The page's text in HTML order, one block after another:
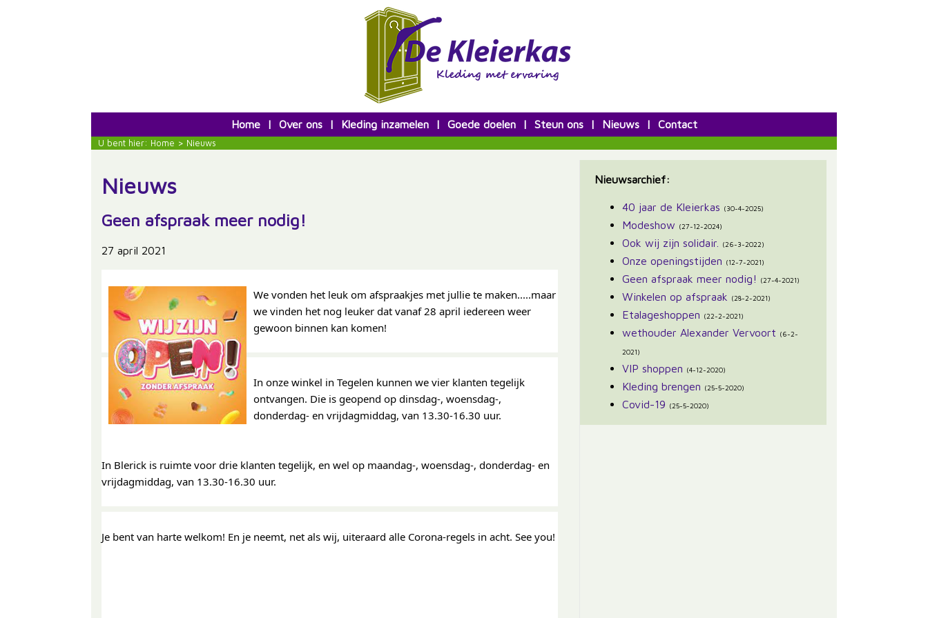
Home | Over ons | Kleding inzamelen | Goede doelen | Steun ons | Nieuws | Contact
U bent hier: Home > Nieuws
Nieuws
Geen afspraak meer nodig!
27 april 2021
We vonden het leuk om afspraakjes met jullie te maken.....maar
we vinden het nog leuker dat vanaf 28 april iedereen weer
gewoon binnen kan komen!
In onze winkel in Tegelen kunnen we vier klanten tegelijk
ontvangen. Die is geopend op dinsdag-, woensdag-,
donderdag- en vrijdagmiddag, van 13.30-16.30 uur.
In Blerick is ruimte voor drie klanten tegelijk, en wel op maandag-, woensdag-, donderdag- en
vrijdagmiddag, van 13.30-16.30 uur.
Je bent van harte welkom! En je neemt, net als wij, uiteraard alle Corona-regels in acht. See you!
Nieuwsarchief:
40 jaar de Kleierkas (30-4-2025)
Modeshow (27-12-2024)
Ook wij zijn solidair. (26-3-2022)
Onze openingstijden (12-7-2021)
Geen afspraak meer nodig! (27-4-2021)
Winkelen op afspraak (28-2-2021)
Etalageshoppen (22-2-2021)
wethouder Alexander Vervoort (6-2-
2021)
VIP shoppen (4-12-2020)
Kleding brengen (25-5-2020)
Covid-19 (25-5-2020)